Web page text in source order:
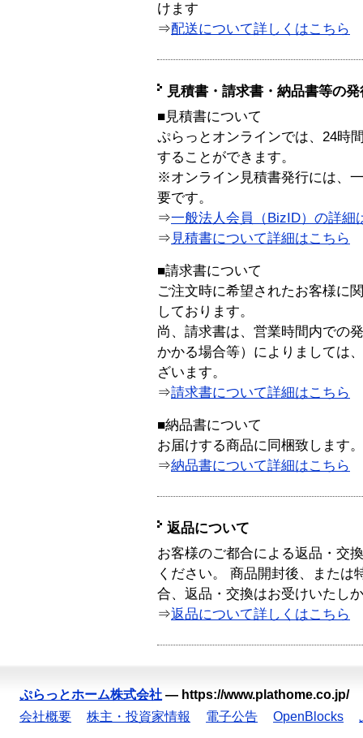
けます
⇒配送について詳しくはこちら
見積書・請求書・納品書等の
■見積書について
ぷらっとオンラインでは、24時
することができます。
※オンライン見積書発行には、
要です。
⇒一般法人会員（BizID）の詳細
⇒ 見積書について詳細はこちら
■請求書について
ご注文時に希望されたお客様に
しております。
尚、請求書は、営業時間内での
かかる場合等）によりましては
ざいます。
⇒請求書について詳細はこちら
■納品書について
お届けする商品に同梱致します。
⇒納品書について詳細はこちら
返品について
お客様のご都合による返品・交
ください。 商品開封後、または
合、返品・交換はお受けいたし
⇒返品について詳しくはこちら
ぷらっとホーム株式会社 — https://www.plathome.co.jp/
会社概要
株主・投資家情報 電子公告 OpenBlocks